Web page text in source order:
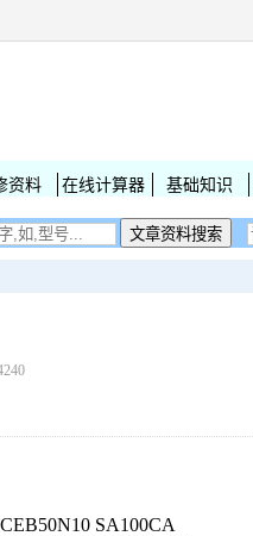
资料 在线计算器 基础知识
SA100CA